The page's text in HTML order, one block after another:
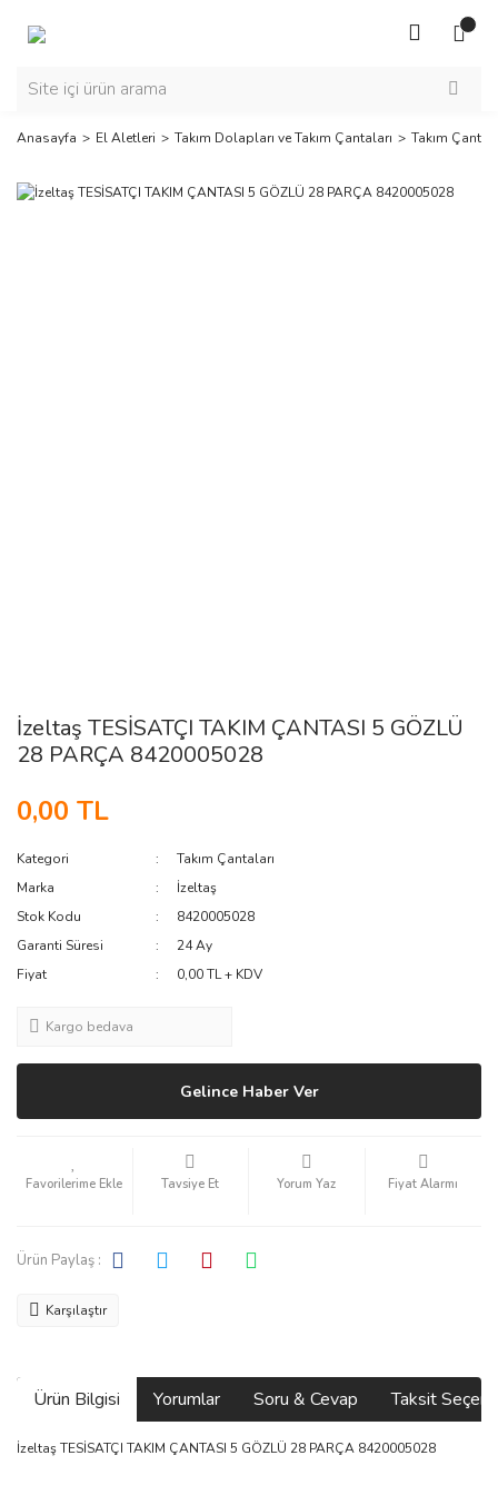
Anasayfa El Aletleri Takım Dolapları ve Takım Çantaları Takım
İzeltaş TESİSATÇI TAKIM ÇANTASI 5 GÖZLÜ
28 PARÇA 8420005028
0,00 TL
Kategori
Takım Çantaları
Marka
İzeltaş
Stok Kodu
8420005028
Garanti Süresi
24 Ay
Fiyat
0,00 TL + KDV
Kargo bedava
Gelince Haber Ver
Tavsiye Et Yorum Yaz Fiyat Alarmı
Ürün Paylaş :
Karşılaştır
Ürün Bilgisi Yorumlar Soru & Cevap Taksit
İzeltaş TESİSATÇI TAKIM ÇANTASI 5 GÖZLÜ 28 PARÇA 8420005028